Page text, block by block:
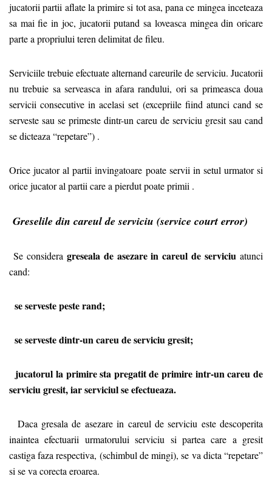
jucatorii partii aflate la primire si tot asa, pana ce mingea inceteaza
sa mai fie in joc, jucatorii putand sa loveasca mingea din oricare
parte a propriului teren delimitat de fileu.
Serviciile trebuie efectuate alternand careurile de serviciu. Jucatorii
nu trebuie sa serveasca in afara randului, ori sa primeasca doua
servicii consecutive in acelasi set (excepriile fiind atunci cand se
serveste sau se primeste dintr-un careu de serviciu gresit sau cand
se dicteaza “repetare”) .
Orice jucator al partii invingatoare poate servii in setul urmator si
orice jucator al partii care a pierdut poate primii .
Greselile din careul de serviciu (service court error)
Se considera greseala de asezare in careul de serviciu atunci
cand:
se serveste peste rand;
se serveste dintr-un careu de serviciu gresit;
jucatorul la primire sta pregatit de primire intr-un careu de
serviciu gresit, iar serviciul se efectueaza.
Daca gresala de asezare in careul de serviciu este descoperita
inaintea efectuarii urmatorului serviciu si partea care a gresit
castiga faza respectiva, (schimbul de mingi), se va dicta “repetare”
si se va corecta eroarea.